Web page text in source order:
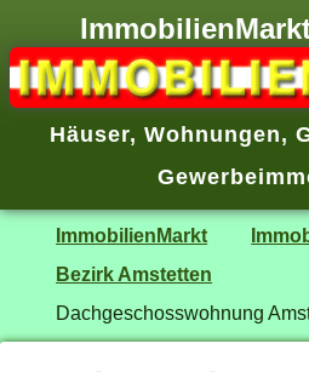
Häuser, Wohnungen,
ImmobilienMarkt
Bezirk Amstetten
Dachgeschosswohnung